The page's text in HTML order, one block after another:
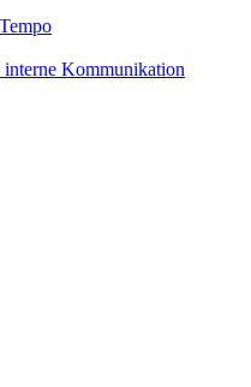
Kommunikation